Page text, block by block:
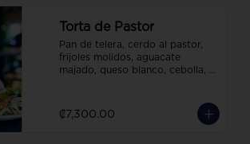
Torta de Pastor
Pan de telera, cerdo al pastor,
frijoles molidos, aguacate
majado, queso blanco, cebolla,
₡7,300.00